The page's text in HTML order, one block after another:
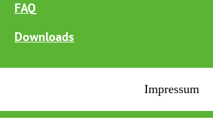
FAQ
Downloads
Impressum